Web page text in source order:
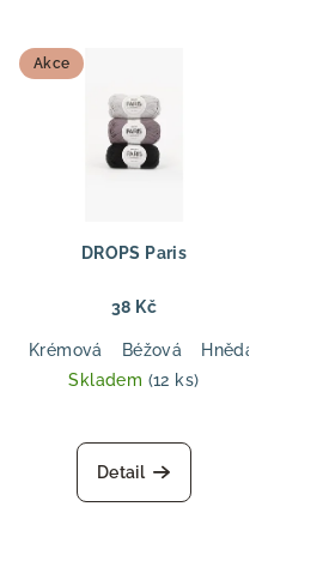
Akce
DROPS Paris
38 Kč
Krémová Béžová Hnědá
Skladem (12 ks)
Detail